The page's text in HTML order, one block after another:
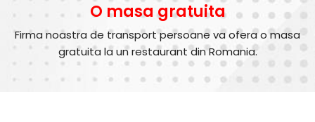
O masa gratuita
Firma noastra de transport persoane va ofera o masa
gratuita la un restaurant din Romania.